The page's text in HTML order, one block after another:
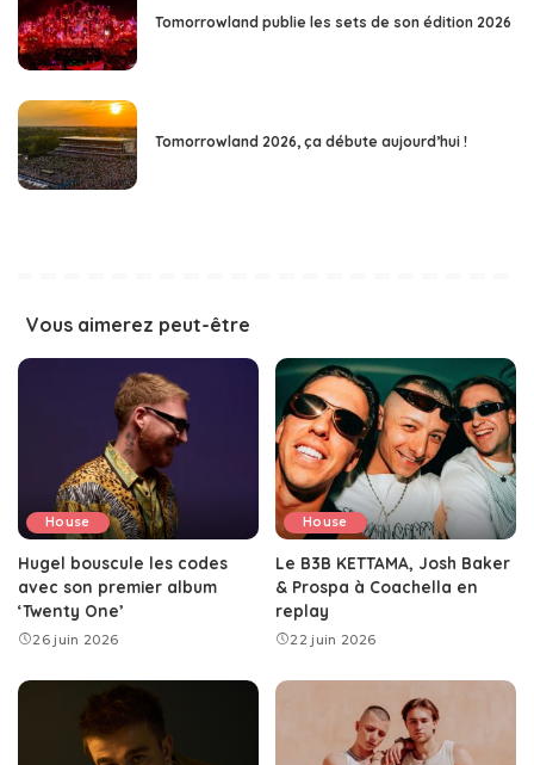
Tomorrowland publie les sets de son édition 2026
Tomorrowland 2026, ça débute aujourd’hui !
Vous aimerez peut-être
House
Hugel bouscule les codes
avec son premier album
‘Twenty One’
26 juin 2026
House
Le B3B KETTAMA, Josh Baker
& Prospa à Coachella en
replay
22 juin 2026